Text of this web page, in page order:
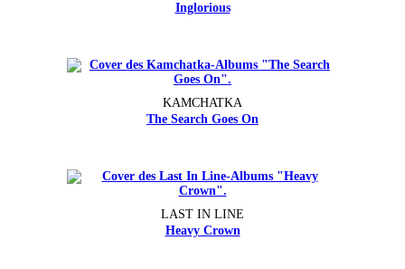
Inglorious
KAMCHATKA
The Search Goes On
LAST IN LINE
Heavy Crown